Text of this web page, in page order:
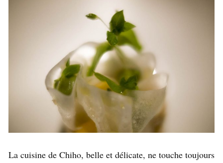
La cuisine de Chiho, belle et délicate, ne touche toujours